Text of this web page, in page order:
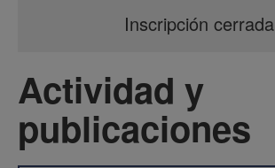
Inscripción cerrada
Actividad y
publicaciones